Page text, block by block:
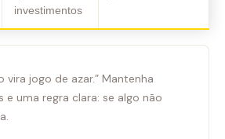
investimentos
vira jogo de azar.” Mantenha
e uma regra clara: se algo não